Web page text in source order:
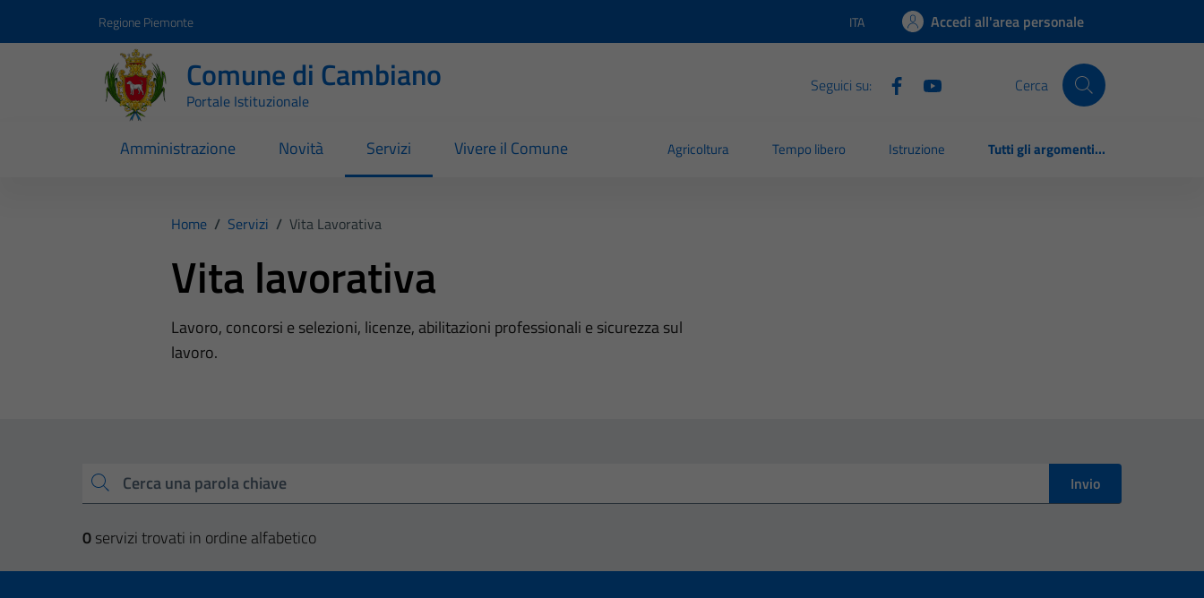
Regione Piemonte Lingua attiva:
ITA Accedi all'area personale
Comune di Cambiano
Portale Istituzionale
Seguici su: Cerca
Amministrazione Novità Servizi Vivere il Comune Agricoltura Tempo libero Istruzione Tutti gli argomenti...
Home / Servizi / Vita Lavorativa
Vita lavorativa
Lavoro, concorsi e selezioni, licenze, abilitazioni professionali e sicurezza sul
lavoro.
Cerca una parola chiave Invio
0servizi trovati in ordine alfabetico